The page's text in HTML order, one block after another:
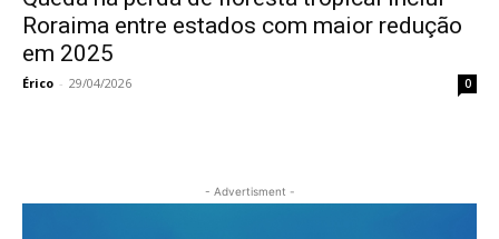
Roraima entre estados com maior redução
em 2025
Érico - 29/04/2026 0
- Advertisment -